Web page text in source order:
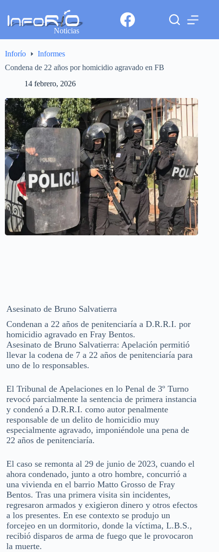
Noticias
Inforío
Informes
Condena de 22 años por homicidio agravado en FB
14 febrero, 2026
Asesinato de Bruno Salvatierra
Condenan a 22 años de penitenciaría a D.R.R.I. por
homicidio agravado en Fray Bentos.
Asesinato de Bruno Salvatierra: Apelación permitió
llevar la codena de 7 a 22 años de penitenciaría para
uno de lo responsables.
El Tribunal de Apelaciones en lo Penal de 3º Turno
revocó parcialmente la sentencia de primera instancia
y condenó a D.R.R.I. como autor penalmente
responsable de un delito de homicidio muy
especialmente agravado, imponiéndole una pena de
22 años de penitenciaría.
El caso se remonta al 29 de junio de 2023, cuando el
ahora condenado, junto a otro hombre, concurrió a
una vivienda en el barrio Matto Grosso de Fray
Bentos. Tras una primera visita sin incidentes,
regresaron armados y exigieron dinero y otros efectos
a los presentes. En ese contexto se produjo un
forcejeo en un dormitorio, donde la víctima, L.B.S.,
recibió disparos de arma de fuego que le provocaron
la muerte.